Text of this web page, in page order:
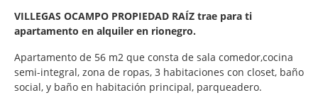
VILLEGAS OCAMPO PROPIEDAD RAÍZ trae para ti
apartamento en alquiler en rionegro.
Apartamento de 56 m2 que consta de sala comedor,cocina
semi-integral, zona de ropas, 3 habitaciones con closet, baño
social, y baño en habitación principal, parqueadero.